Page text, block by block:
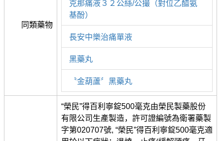
同類藥物
克那痛液３２公絲/公撮（對位乙醯氨
基酚）
長安中樂治痛單液
黑藥丸
〝金葫蘆〞黑藥丸
“榮民”得百利寧錠500毫克由榮民製藥股份
有限公司生產製造，許可證編號為衛署藥製
字第020707號, “榮民”得百利寧錠500毫克適